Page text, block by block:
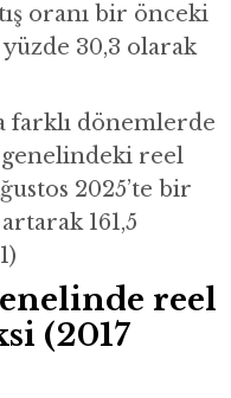
oranı bir önceki
30,3 olarak
farklı dönemlerde
reel
2025’te bir
161,5
reel
(2017